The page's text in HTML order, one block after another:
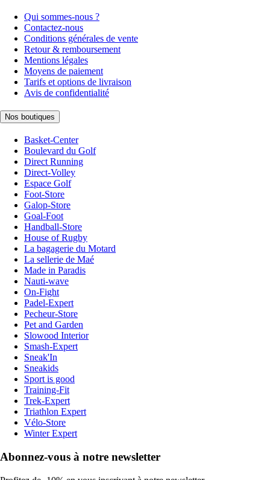
Qui sommes-nous ?
Contactez-nous
Conditions générales de vente
Retour & remboursement
Mentions légales
Moyens de paiement
Tarifs et options de livraison
Avis de confidentialité
Nos boutiques
Basket-Center
Boulevard du Golf
Direct Running
Direct-Volley
Espace Golf
Foot-Store
Galop-Store
Goal-Foot
Handball-Store
House of Rugby
La bagagerie du Motard
La sellerie de Maé
Made in Paradis
Nauti-wave
On-Fight
Padel-Expert
Pecheur-Store
Pet and Garden
Slowood Interior
Smash-Expert
Sneak'In
Sneakids
Sport is good
Training-Fit
Trek-Expert
Triathlon Expert
Vélo-Store
Winter Expert
Abonnez-vous à notre newsletter